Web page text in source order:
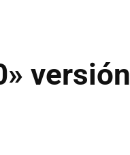
versión